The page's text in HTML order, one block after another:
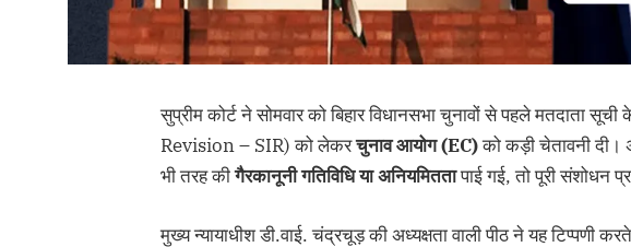
सुप्रीम कोर्ट ने सोमवार को बिहार विधानसभा चुनावों से पहले मतदाता
Revision – SIR) को लेकरचुनावआयोग (EC)को कड़ी चेतावनी दी।
भी तरह कीगैरकानूनीगतिविधियाअनियमिततापाई गई, तो पूरी संशोधन
मुख्य न्यायाधीश डी.वाई. चंद्रचूड़ की अध्यक्षता वाली पीठ ने यह टिप्पणी